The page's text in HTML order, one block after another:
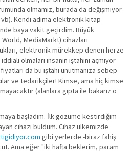
olmamız, burada da değişmiyor
Kendi adıma elektronik kitap
baya vakit geçirdim. Büyük
MediaMarkt) cihazları
elektronik mürekkep denen herze
olmaları insanın iştahını açmıyor
da bu iştahı unutmanıza sebep
ve tedarikçiler! Kimse, ama hiç kimse
(alanlara gıpta ile bakarız o
başladım. İlk gözüme kestirdiğim
cihazı buldum. Cihaz ülkemizde
gibi yerlerde -biraz fahiş
Ama eğer "iki hafta beklerim, param